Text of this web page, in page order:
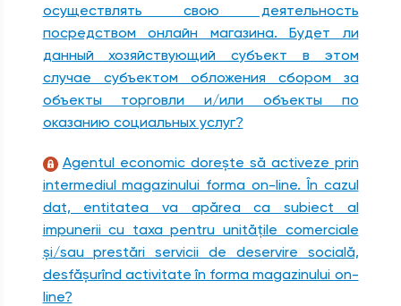
осуществлять свою деятельность
посредством онлайн магазина. Будет ли
данный хозяйствующий субъект в этом
случае субъектом обложения сбором за
объекты торговли и/или объекты по
оказанию социальных услуг?
Agentul economic doreşte să activeze prin
intermediul magazinului forma on-line. În cazul
dat, entitatea va apărea ca subiect al
impunerii cu taxa pentru unităţile comerciale
şi/sau prestări servicii de deservire socială,
desfăşurînd activitate în forma magazinului on-
line?